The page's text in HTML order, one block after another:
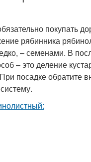
покупать
рябинника
– семенами. В
– это деление
посадке обратите